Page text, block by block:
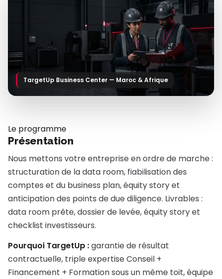
TargetUp Business Center — Maroc & Afrique
Le programme
Présentation
Nous mettons votre entreprise en ordre de marche :
structuration de la data room, fiabilisation des
comptes et du business plan, équity story et
anticipation des points de due diligence. Livrables :
data room prête, dossier de levée, équity story et
checklist investisseurs.
Pourquoi TargetUp :garantie de résultat
contractuelle, triple expertise Conseil +
Financement + Formation sous un même toit, équipe